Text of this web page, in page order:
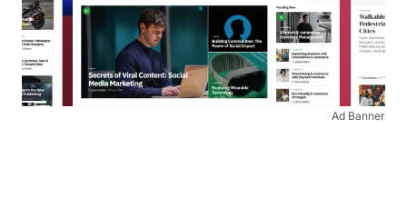
Ad Banner